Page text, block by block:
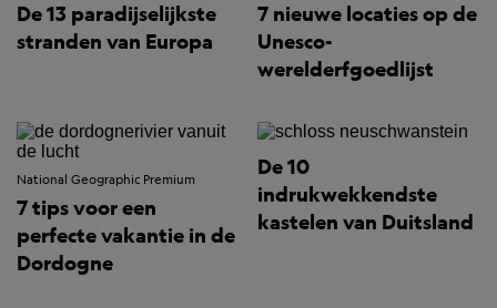
De 13 paradijselijkste
stranden van Europa
7 nieuwe locaties op de
Unesco-
werelderfgoedlijst
National Geographic Premium
7 tips voor een
perfecte vakantie in de
Dordogne
De 10
indrukwekkendste
kastelen van Duitsland